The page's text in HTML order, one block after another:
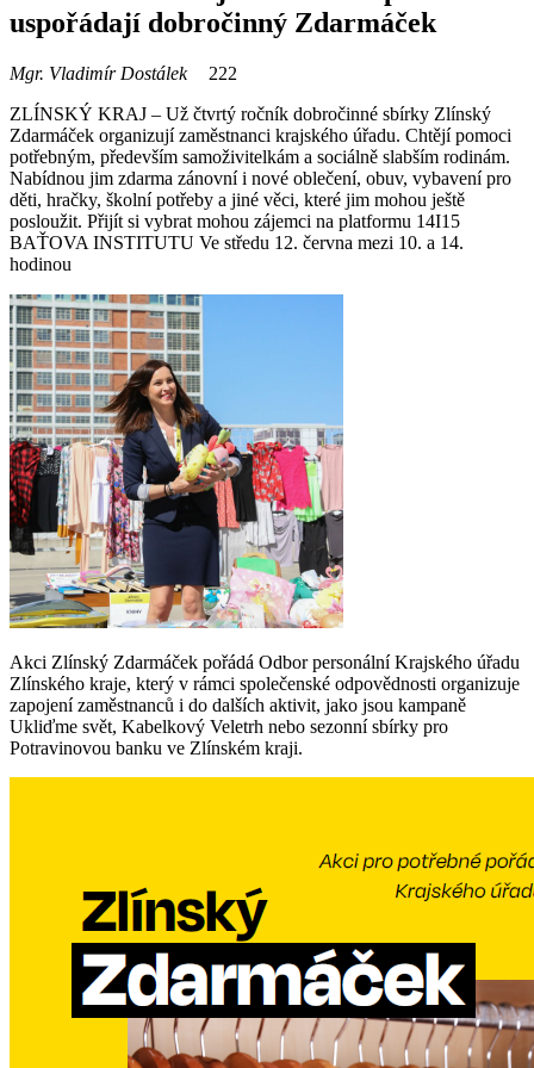
uspořádají dobročinný Zdarmáček
Mgr. Vladimír Dostálek
222
ZLÍNSKÝ KRAJ – Už čtvrtý ročník dobročinné sbírky Zlínský
Zdarmáček organizují zaměstnanci krajského úřadu. Chtějí pomoci
potřebným, především samoživitelkám a sociálně slabším rodinám.
Nabídnou jim zdarma zánovní i nové oblečení, obuv, vybavení pro
děti, hračky, školní potřeby a jiné věci, které jim mohou ještě
posloužit. Přijít si vybrat mohou zájemci na platformu 14I15
BAŤOVA INSTITUTU Ve středu 12. června mezi 10. a 14.
hodinou
Akci Zlínský Zdarmáček pořádá Odbor personální Krajského úřadu
Zlínského kraje, který v rámci společenské odpovědnosti organizuje
zapojení zaměstnanců i do dalších aktivit, jako jsou kampaně
Ukliďme svět, Kabelkový Veletrh nebo sezonní sbírky pro
Potravinovou banku ve Zlínském kraji.